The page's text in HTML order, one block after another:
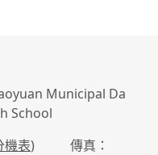
Municipal Da
School
機表) 傳真：